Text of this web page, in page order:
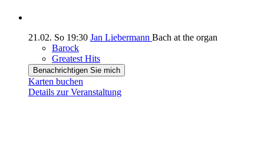
21.02. So 19:30 Jan Liebermann Bach at the organ
Barock
Greatest Hits
Benachrichtigen Sie mich
Karten buchen
Details zur Veranstaltung